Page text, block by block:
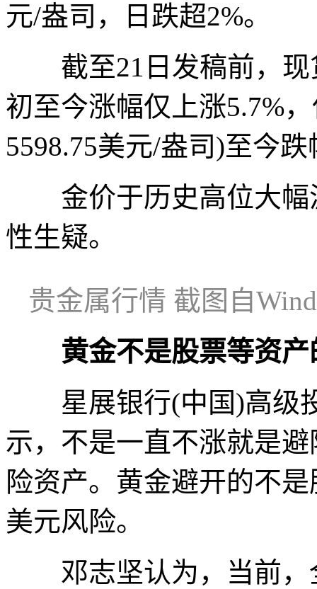
元/盎司，日跌超2%。
截至21日发稿前，现
初至今涨幅仅上涨5.7%
5598.75美元/盎司)至今跌
金价于历史高位大幅
性生疑。
贵金属行情 截图自
黄金不是股票等资
星展银行(中国)高级
示，不是一直不涨就是
险资产。黄金避开的不
美元风险。
邓志坚认为，当前，